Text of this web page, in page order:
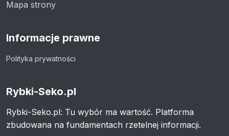
Mapa strony
Informacje prawne
Polityka prywatności
Rybki-Seko.pl
Rybki-Seko.pl: Tu wybór ma wartość. Platforma
zbudowana na fundamentach rzetelnej informacji.